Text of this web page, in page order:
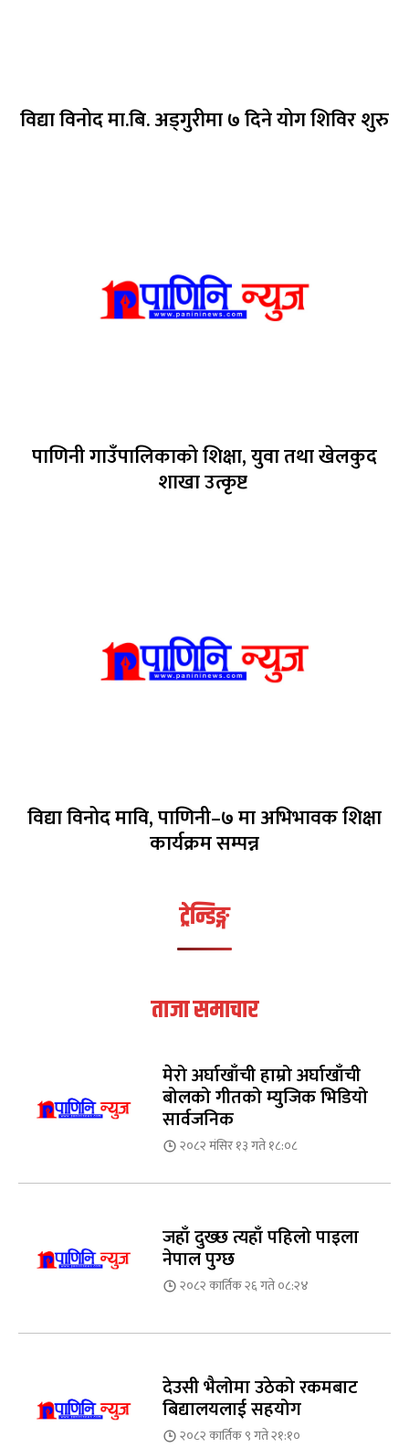
विद्या विनोद मा.बि. अड्गुरीमा ७ दिने योग शिविर शुरु
पाणिनी गाउँपालिकाको शिक्षा, युवा तथा खेलकुद
शाखा उत्कृष्ट
विद्या विनोद मावि, पाणिनी–७ मा अभिभावक शिक्षा
कार्यक्रम सम्पन्न
ट्रेन्डिङ्ग
ताजा समाचार
मेरो अर्घाखाँची हाम्रो अर्घाखाँची
बोलको गीतको म्युजिक भिडियो
सार्वजनिक
२०८२ मंसिर १३ गते १८:०८
जहाँ दुख्छ त्यहाँ पहिलो पाइला
नेपाल पुग्छ
२०८२ कार्तिक २६ गते ०८:२४
देउसी भैलोमा उठेको रकमबाट
बिद्यालयलाई सहयोग
२०८२ कार्तिक ९ गते २१:१०